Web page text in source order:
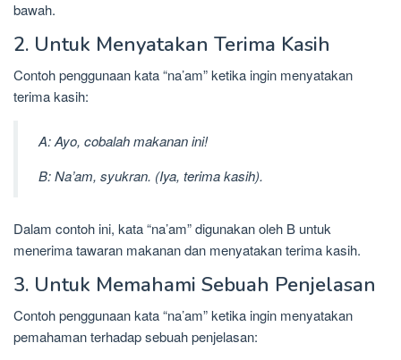
bawah.
2. Untuk Menyatakan Terima Kasih
Contoh penggunaan kata “na’am” ketika ingin menyatakan
terima kasih:
A: Ayo, cobalah makanan ini!
B: Na’am, syukran. (Iya, terima kasih).
Dalam contoh ini, kata “na’am” digunakan oleh B untuk
menerima tawaran makanan dan menyatakan terima kasih.
3. Untuk Memahami Sebuah Penjelasan
Contoh penggunaan kata “na’am” ketika ingin menyatakan
pemahaman terhadap sebuah penjelasan: